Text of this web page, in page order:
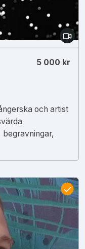
5 000 kr
och artist